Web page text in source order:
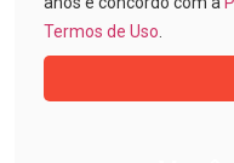
Termos de Uso